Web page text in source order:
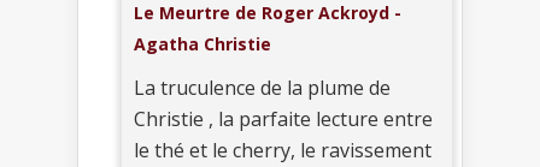
Le Meurtre de Roger Ackroyd -
Agatha Christie
La truculence de la plume de
Christie , la parfaite lecture entre
le thé et le cherry, le ravissement